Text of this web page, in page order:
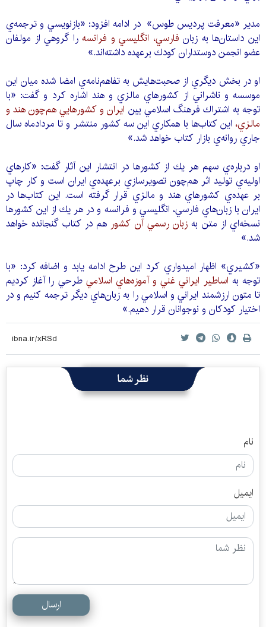
مدير «معرفت پرديس طوس» در ادامه افزود: «بازنويسي و ترجمه‌ي
اين داستان‌ها به زبان فارسي، انگليسي و فرانسهرا گروهي از مولفان
عضو انجمن دوستداران كودك برعهده داشته‌اند.»
او در بخش ديگري از صحبت‌هايش به تفاهم‌نامه‌ي امضا شده ميان اين
موسسه و ناشراني از كشورهاي مالزي و هند اشاره كرد و گفت: «با
توجه به اشتراك فرهنگ اسلامي بين ايران و كشورهايي هم‌چون هند و
مالزي، اين كتاب‌ها با همكاري اين سه كشور منتشر و تا مردادماه سال
جاري روانه‌ي بازار كتاب خواهد شد.»
او درباره‌ي سهم هر يك از كشورها در انتشار اين آثار گفت: «كارهاي
اوليه‌ي توليد اثر هم‌چون تصويرسازي برعهده‌ي ايران است و كار چاپ
بر عهده‌ي كشورهاي هند و مالزي قرار گرفته است. اين كتاب‌ها در
ايران با زبان‌هاي فارسي، انگليسي و فرانسه و در هر يك از اين كشورها
نسخه‌اي از متن به زبان رسمي آن كشور هم در كتاب گنجانده خواهد
شد.»
«كشيري» اظهار اميدواري كرد اين طرح ادامه يابد و اضافه كرد: «با
توجه به اساطير ايراني غني و آموزه‌هاي اسلامي طرحي را آغاز كرديم
تا متون ارزشمند ايراني و اسلامي را به زبان‌هاي ديگر ترجمه كنيم و در
اختيار كودكان و نوجوانان قرار دهيم.»
نظر شما
نام
ایمیل
ارسال